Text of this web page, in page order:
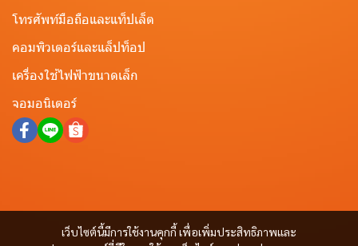
เว็บไซต์นี้มีการใช้งานคุกกี้ เพื่อเพิ่มประสิทธิภาพและ
โทรศัพท์มือถือและแท็ปเล็ต
คอมพิวเตอร์และแล็ปท็อป
เครื่องใช้ไฟฟ้าขนาดเล็ก
จอมอนิเตอร์